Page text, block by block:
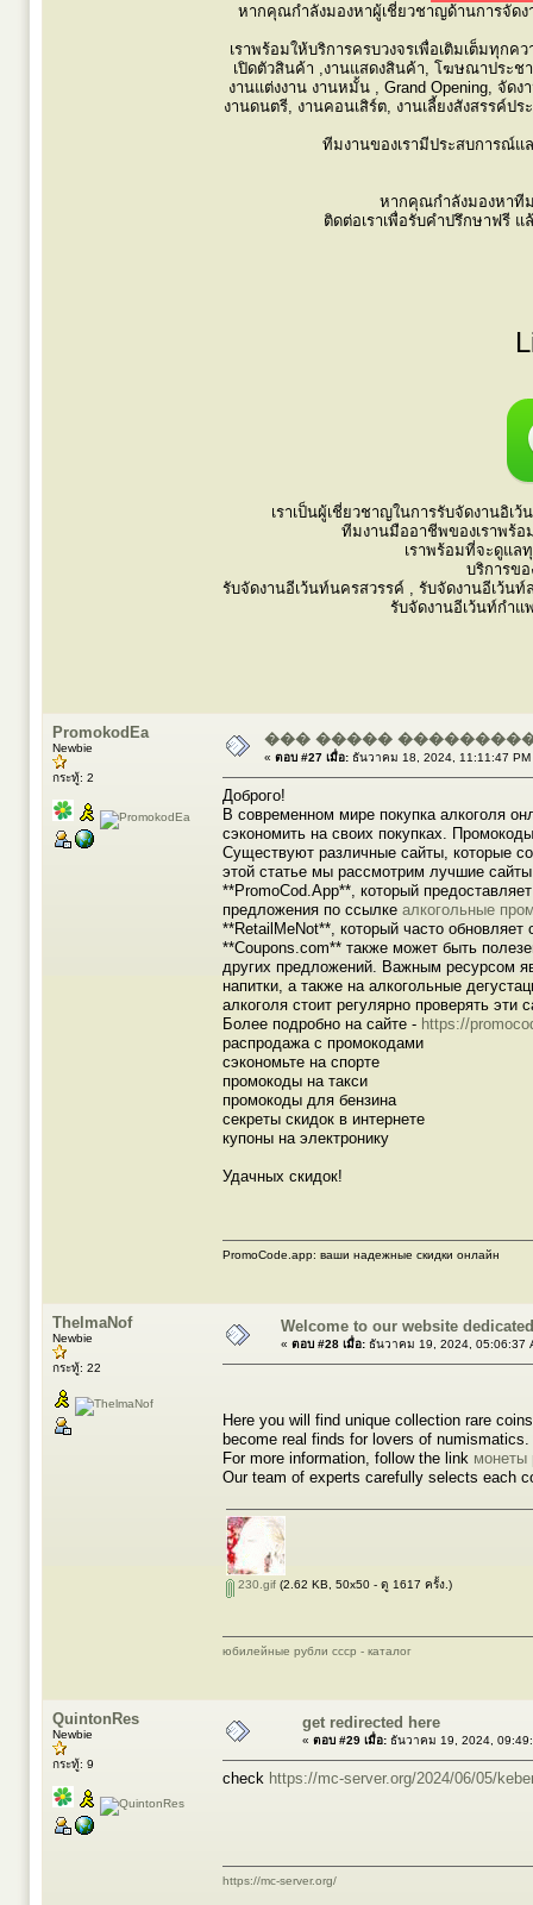
หากคุณกำลังมองหาผู้เชี่ยวชาญด้านการจัดง
เราพร้อมให้บริการครบวงจรเพื่อเติมเต็มทุก
เปิดตัวสินค้า ,งานแสดงสินค้า, โฆษณาประช
งานแต่งงาน งานหมั้น , Grand Opening, จัด
งานดนตรี, งานคอนเสิร์ต, งานเลี้ยงสังสรรค์ป
ทีมงานของเรามีประสบการณ์
หากคุณกำลังมองหาที
ติดต่อเราเพื่อรับคำปรึกษาฟรี
เราเป็นผู้เชี่ยวชาญในการรับจัดงานอิ
ทีมงานมืออาชีพของเราพร้อ
เราพร้อมที่จะดูแล
บริการข
รับจัดงานอีเว้นท์นครสวรรค์ , รับจัดงานอีเว้น
รับจัดงานอีเว้นท์กำแ
PromokodEa
Newbie
กระทู้: 2
��� �����
« ตอบ #27 เมื่อ: ธันวาคม 18, 2024, 11:11:47 PM
Доброго!
В современном мире покупка алкоголя
сэкономить на своих покупках.
Существуют различные сайты, которые
этой статье мы рассмотрим лучшие
**PromoCod.App**, который
предложения по ссылке алкогольные
**RetailMeNot**, который часто обновляет
**Coupons.com** также может быть
других предложений. Важным ресурсом
напитки, а также на алкогольные
алкоголя стоит регулярно проверять
Более подробно на сайте - https://
распродажа с промокодами
сэкономьте на спорте
промокоды на такси
промокоды для бензина
секреты скидок в интернете
купоны на электронику
Удачных скидок!
PromoCode.app: ваши надежные скидки онлайн
ThelmaNof
Newbie
กระทู้: 22
Welcome to our website
« ตอบ #28 เมื่อ: ธันวาคม 19, 2024, 05:06:37
Here you will find unique collection rare
become real finds for lovers of numismatics.
For more information, follow the link монеты
Our team of experts carefully selects each
230.gif (2.62 KB, 50x50 - ดู 1617 ครั้ง.)
юбилейные рубли ссср - каталог
QuintonRes
Newbie
กระทู้: 9
get redirected here
« ตอบ #29 เมื่อ: ธันวาคม 19, 2024,
check https://mc-server.org/2024/06/05/
https://mc-server.org/